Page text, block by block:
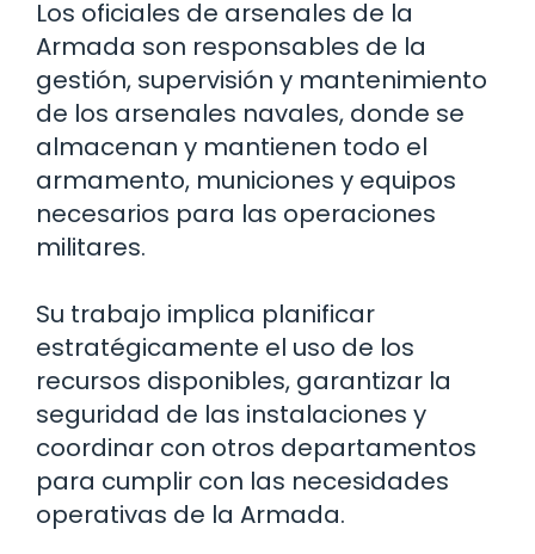
Los oficiales de arsenales de la
Armada son responsables de la
gestión, supervisión y mantenimiento
de los arsenales navales, donde se
almacenan y mantienen todo el
armamento, municiones y equipos
necesarios para las operaciones
militares.
Su trabajo implica planificar
estratégicamente el uso de los
recursos disponibles, garantizar la
seguridad de las instalaciones y
coordinar con otros departamentos
para cumplir con las necesidades
operativas de la Armada.